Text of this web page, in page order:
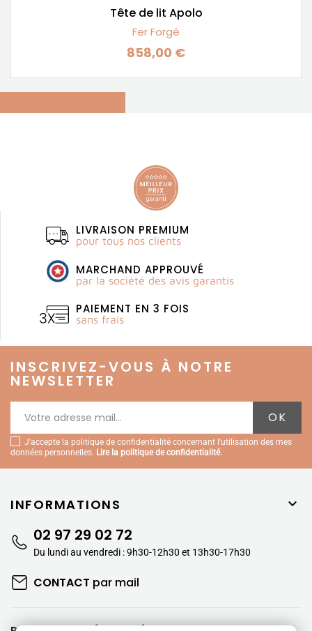
Tête de lit Apolo
Fer Forgé
Prix
858,00 €
LIVRAISON PREMIUM
pour tous nos clients
MARCHAND APPROUVÉ
par la société des avis garantis
PAIEMENT EN 3 FOIS
sans frais
INSCRIVEZ-VOUS À NOTRE
NEWSLETTER
J'accepte la politique de confidentialité concernant l'utilisation des mes
données personnelles. Lire la politique de confidentialité.
INFORMATIONS 
02 97 29 02 72
Du lundi au vendredi : 9h30-12h30 et 13h30-17h30
CONTACT par mail